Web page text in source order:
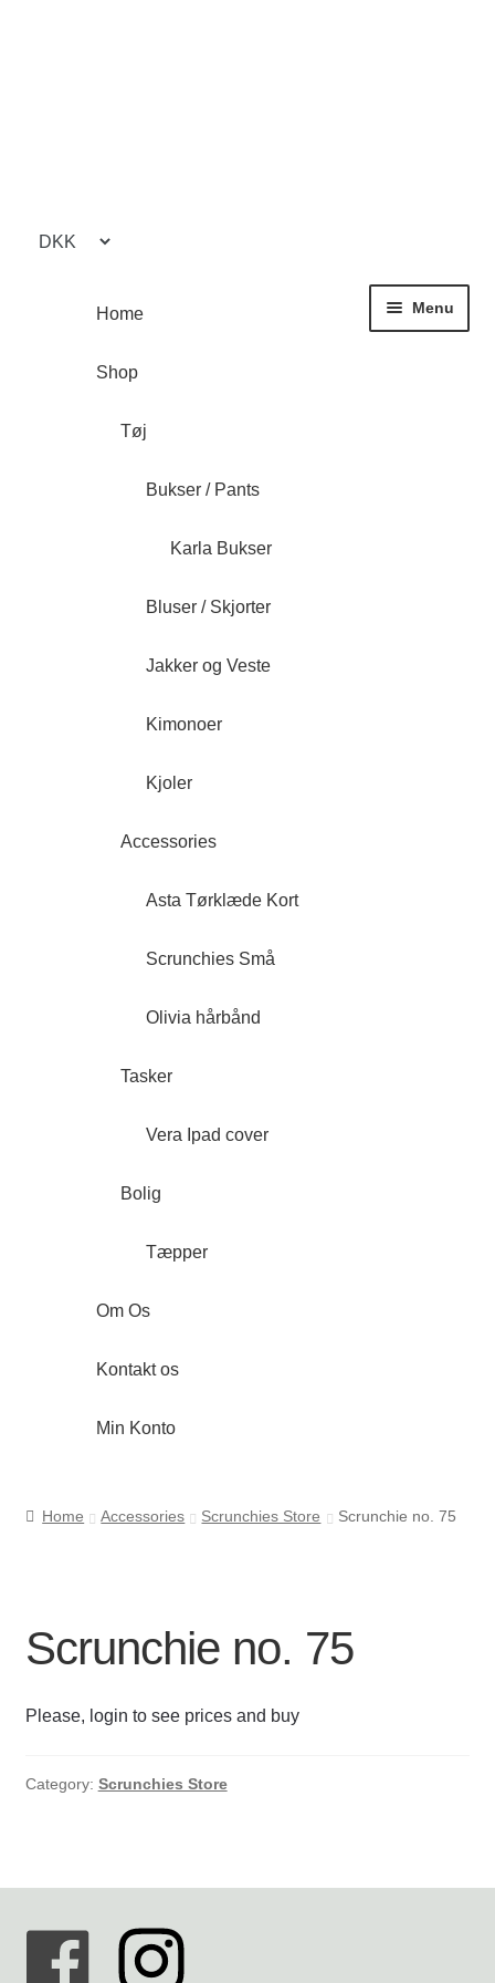
Menu
Home
Shop
Tøj
Bukser / Pants
Karla Bukser
Bluser / Skjorter
Jakker og Veste
Kimonoer
Kjoler
Accessories
Asta Tørklæde Kort
Scrunchies Små
Olivia hårbånd
Tasker
Vera Ipad cover
Bolig
Tæpper
Om Os
Kontakt os
Min Konto
Kontakt os
Kurv
Min Konto
Shop
Home Accessories Scrunchies Store Scrunchie no. 75
Scrunchie no. 75
Please, login to see prices and buy
Category: Scrunchies Store